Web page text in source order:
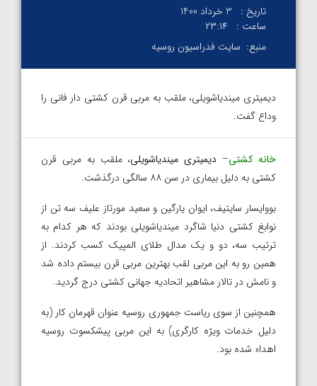
تاریخ :
3 خرداد 1400
ساعت :
۲۳:۱۴
منبع: سایت فدراسیون روسیه
دیمیتری میندیاشویلی، ملقب به مربی قرن کشتی دار فانی را
وداع گفت.
خانه کشتی– دیمیتری میندیاشویلی، ملقب به مربی قرن
کشتی به دلیل بیماری در سن ۸۸ سالگی درگذشت.
بووایسار سایتیف، ایوان یارگین و سعید مورتاز علیف سه تن از
نوابغ کشتی دنیا شاگرد میندیاشویلی بودند که هر کدام به
ترتیب سه، دو و یک مدال طلای المپیک کسب کردند. از
همین رو به این مربی لقب بهترین مربی قرن بیستم داده شد
و نامش در تالار مشاهیر اتحادیه جهانی کشتی درج گردید.
همچنین از سوی ریاست جمهوری روسیه عنوان قهرمان کار (به
دلیل خدمات ویژه کارگری) به این مربی پیشکسوت روسیه
اهداء شده بود.